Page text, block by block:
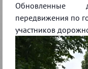
Обновленные
передвижения по
участников